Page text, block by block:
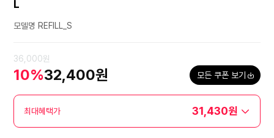
L
모델명 REFILL_S
36,000원
10%32,400원 모든 쿠폰 보기
최대혜택가 31,430원